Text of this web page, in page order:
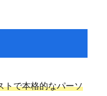
トで本格的なパーソ